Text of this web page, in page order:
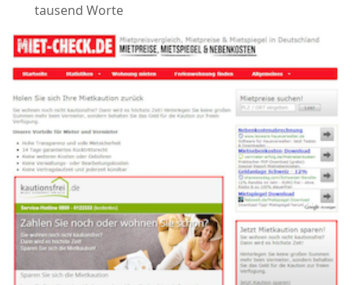
tausend Worte